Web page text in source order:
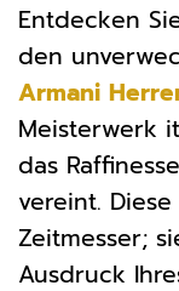
Entdecken
den
Armani
Meisterwerk
das
vereint. Diese
Zeitmesser;
Ausdruck